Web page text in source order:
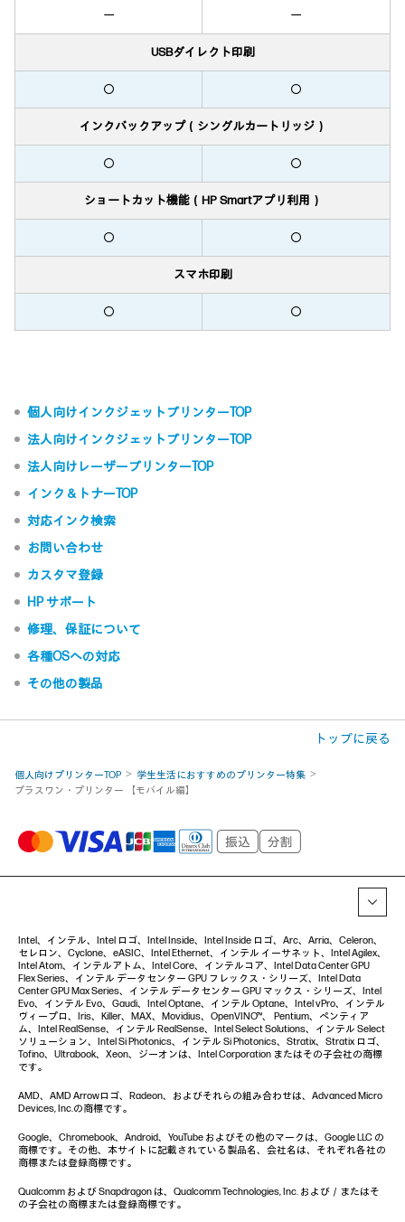
ー ー
USBダイレクト印刷
〇 〇
インクバックアップ（シングルカートリッジ）
〇 〇
ショートカット機能（HP Smartアプリ利用）
〇 〇
スマホ印刷
〇 〇
個人向けインクジェットプリンターTOP
法人向けインクジェットプリンターTOP
法人向けレーザープリンターTOP
インク＆トナーTOP
対応インク検索
お問い合わせ
カスタマ登録
HP サポート
修理、保証について
各種OSへの対応
その他の製品
トップに戻る
個人向けプリンターTOP
学生生活におすすめのプリンター特集
プラスワン・プリンター 【モバイル編】
Intel、インテル、Intel ロゴ、Intel Inside、Intel Inside ロゴ、Arc、Arria、Celeron、
セレロン、Cyclone、eASIC、Intel Ethernet、インテル イーサネット、Intel Agilex、
Intel Atom、インテルアトム、Intel Core、インテルコア、Intel Data Center GPU
Flex Series、インテル データセンター GPU フレックス・シリーズ、Intel Data
Center GPU Max Series、インテル データセンター GPU マックス・シリーズ、Intel
Evo、インテル Evo、Gaudi、Intel Optane、インテル Optane、Intel vPro、インテル
ヴィープロ、Iris、Killer、MAX、Movidius、OpenVINO™、 Pentium、ペンティア
ム、Intel RealSense、インテル RealSense、Intel Select Solutions、インテル Select
ソリューション、Intel Si Photonics、インテル Si Photonics、Stratix、Stratix ロゴ、
Tofino、Ultrabook、Xeon、ジーオンは、Intel Corporation またはその子会社の商標
です。
AMD、AMD Arrowロゴ、Radeon、およびそれらの組み合わせは、Advanced Micro
Devices, Inc.の商標です。
Google、Chromebook、Android、YouTube およびその他のマークは、Google LLC の
商標です。その他、本サイトに記載されている製品名、会社名は、それぞれ各社の
商標または登録商標です。
Qualcomm および Snapdragon は、Qualcomm Technologies, Inc. および／またはそ
の子会社の商標または登録商標です。